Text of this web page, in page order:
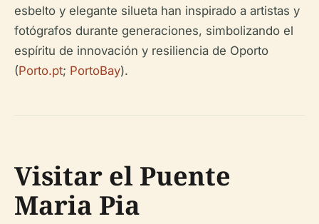
esbelto y elegante silueta han inspirado a artistas y
fotógrafos durante generaciones, simbolizando el
espíritu de innovación y resiliencia de Oporto
(Porto.pt; PortoBay).
Visitar el Puente
Maria Pia